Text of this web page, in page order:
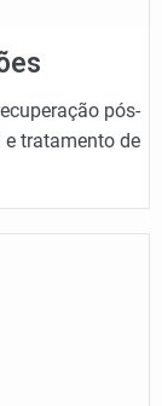
pós-
e tratamento de